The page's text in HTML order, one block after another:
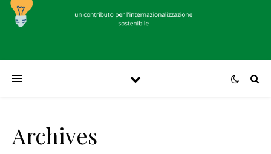
Archives